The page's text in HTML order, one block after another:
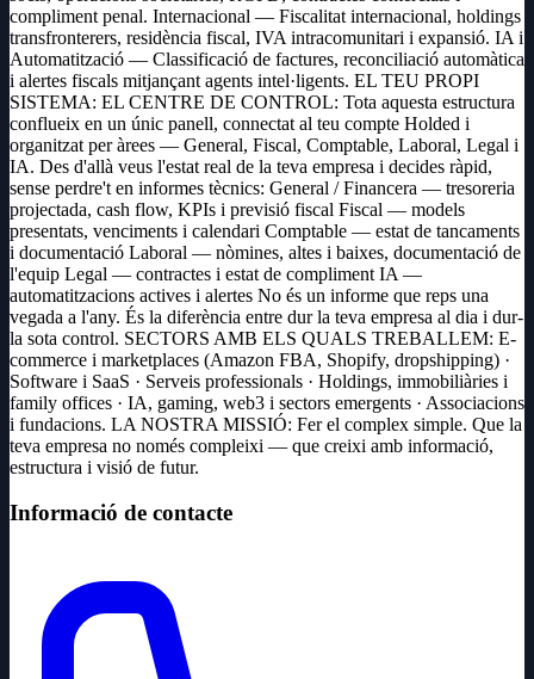
compliment penal. Internacional — Fiscalitat internacional, holdings
transfronterers, residència fiscal, IVA intracomunitari i expansió. IA i
Automatització — Classificació de factures, reconciliació automàtica
i alertes fiscals mitjançant agents intel·ligents. EL TEU PROPI
SISTEMA: EL CENTRE DE CONTROL: Tota aquesta estructura
conflueix en un únic panell, connectat al teu compte Holded i
organitzat per àrees — General, Fiscal, Comptable, Laboral, Legal i
IA. Des d'allà veus l'estat real de la teva empresa i decides ràpid,
sense perdre't en informes tècnics: General / Financera — tresoreria
projectada, cash flow, KPIs i previsió fiscal Fiscal — models
presentats, venciments i calendari Comptable — estat de tancaments
i documentació Laboral — nòmines, altes i baixes, documentació de
l'equip Legal — contractes i estat de compliment IA —
automatitzacions actives i alertes No és un informe que reps una
vegada a l'any. És la diferència entre dur la teva empresa al dia i dur-
la sota control. SECTORS AMB ELS QUALS TREBALLEM: E-
commerce i marketplaces (Amazon FBA, Shopify, dropshipping) ·
Software i SaaS · Serveis professionals · Holdings, immobiliàries i
family offices · IA, gaming, web3 i sectors emergents · Associacions
i fundacions. LA NOSTRA MISSIÓ: Fer el complex simple. Que la
teva empresa no només compleixi — que creixi amb informació,
estructura i visió de futur.
Informació de contacte